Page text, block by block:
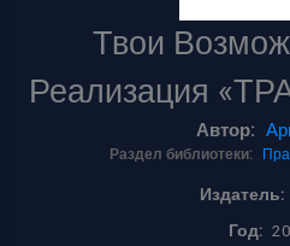
Твои
Реализация
Автор:
Раздел библиотеки:
Издатель:
Год: